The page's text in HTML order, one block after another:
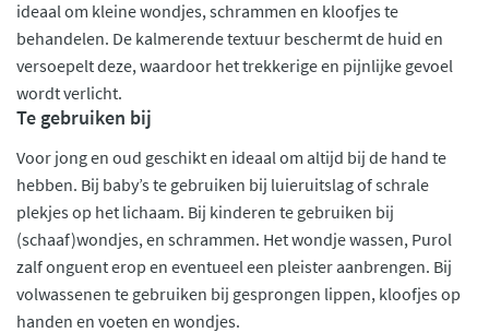
ideaal om kleine wondjes, schrammen en kloofjes te
behandelen. De kalmerende textuur beschermt de huid en
versoepelt deze, waardoor het trekkerige en pijnlijke gevoel
wordt verlicht.
Te gebruiken bij
Voor jong en oud geschikt en ideaal om altijd bij de hand te
hebben. Bij baby’s te gebruiken bij luieruitslag of schrale
plekjes op het lichaam. Bij kinderen te gebruiken bij
(schaaf)wondjes, en schrammen. Het wondje wassen, Purol
zalf onguent erop en eventueel een pleister aanbrengen. Bij
volwassenen te gebruiken bij gesprongen lippen, kloofjes op
handen en voeten en wondjes.